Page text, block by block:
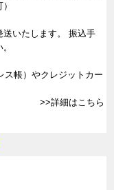
いたします。 振込手
ス帳）やクレジットカー
>>詳細はこちら